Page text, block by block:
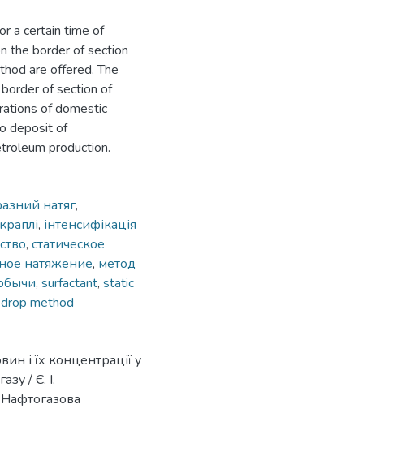
a certain time of
the border of section
are offered. The
of section of
of domestic
deposit of
production.
натяг,
, інтенсифікація
, статическое
натяжение, метод
, surfactant, static
method
і їх концентрації у
/ Є. І.